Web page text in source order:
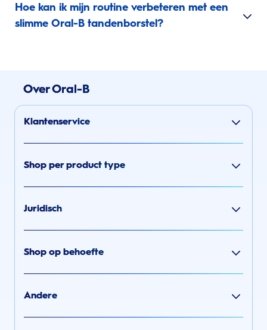
Hoe kan ik mijn routine verbeteren met een
slimme Oral-B tandenborstel?
Over Oral-B
Klantenservice
Shop per product type
Juridisch
Shop op behoefte
Andere